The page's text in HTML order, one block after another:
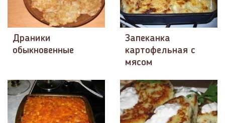
Драники
обыкновенные
Запеканка
картофельная с
мясом